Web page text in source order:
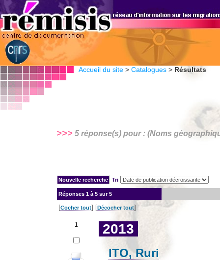
Accueil du site > Catalogues > Résultats
>>> 5 réponse(s) pour : (Noms
Tri
Réponses 1 à 5 sur 5
[Cocher tout] [Décocher tout]
1 2013
ITO, Ruri